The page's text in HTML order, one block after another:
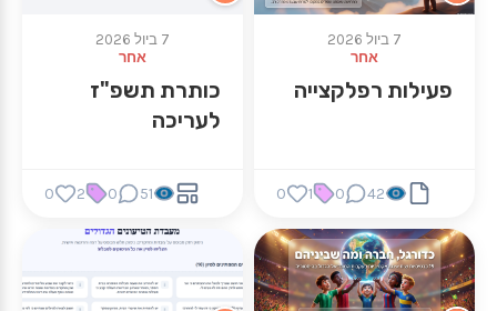
7 ביול 2026
אחר
פעילות רפלקצייה
42
0
1
0
7 ביול 2026
אחר
כותרת תשפ"ז
לעריכה
51
0
2
0